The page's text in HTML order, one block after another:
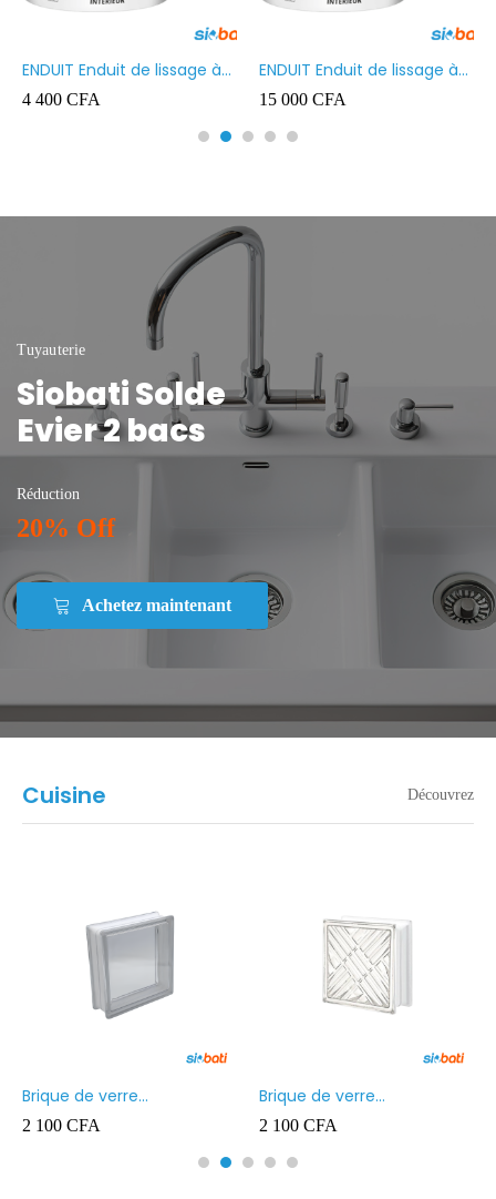
ENDUIT Enduit de lissage à
base d’émulsion en phase
aqueuse 5kg
4 400 CFA
ENDUIT Enduit de lissage à
base d’émulsion en phase
aqueuse 20kg
15 000 CFA
Tuyauterie
Siobati Solde
Evier 2 bacs
Réduction
20% Off
Achetez maintenant
Cuisine Découvrez
Brique de verre
190X190X80MM Transparent
2 100 CFA
Brique de verre
190X190X80MM CROSS
2 100 CFA